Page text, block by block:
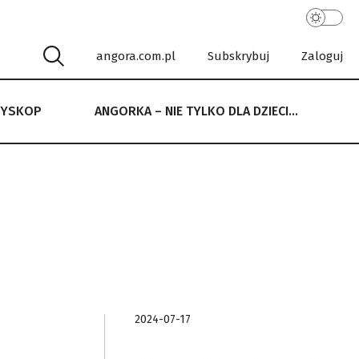
angora.com.pl Subskrybuj Zaloguj
ANGORKA – NIE TYLKO DLA DZIECI…
NIE TYLKO DLA DZIECI…
2024-07-17